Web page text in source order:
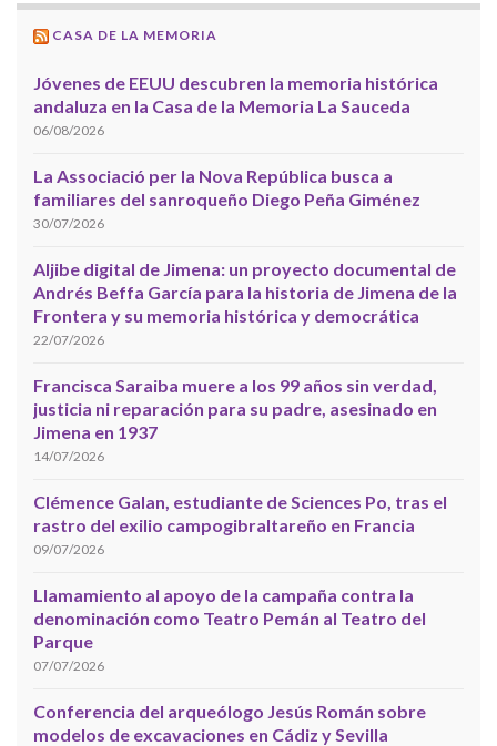
CASA DE LA MEMORIA
Jóvenes de EEUU descubren la memoria histórica
andaluza en la Casa de la Memoria La Sauceda
06/08/2026
La Associació per la Nova República busca a
familiares del sanroqueño Diego Peña Giménez
30/07/2026
Aljibe digital de Jimena: un proyecto documental de
Andrés Beffa García para la historia de Jimena de la
Frontera y su memoria histórica y democrática
22/07/2026
Francisca Saraiba muere a los 99 años sin verdad,
justicia ni reparación para su padre, asesinado en
Jimena en 1937
14/07/2026
Clémence Galan, estudiante de Sciences Po, tras el
rastro del exilio campogibraltareño en Francia
09/07/2026
Llamamiento al apoyo de la campaña contra la
denominación como Teatro Pemán al Teatro del
Parque
07/07/2026
Conferencia del arqueólogo Jesús Román sobre
modelos de excavaciones en Cádiz y Sevilla